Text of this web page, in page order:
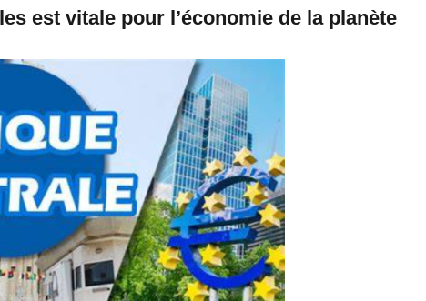
est vitale pour l’économie de la planète